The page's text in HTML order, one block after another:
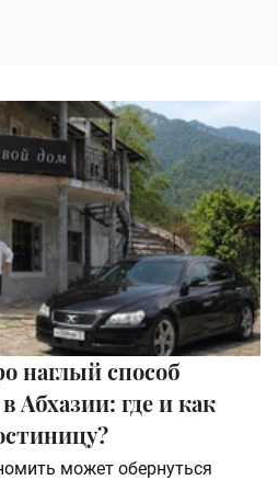
наглый способ
Абхазии: где и как
может обернуться